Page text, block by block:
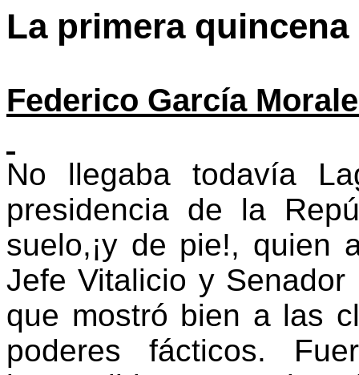
La primera
Federico García
No llegaba todavía
presidencia de la
suelo,¡y de pie!, quien
Jefe Vitalicio y
que mostró bien a las
poderes fácticos.